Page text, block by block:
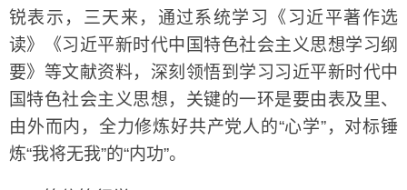
锐表示，三天来，通过系统学习《习近平著作选
读》《习近平新时代中国特色社会主义思想学习纲
要》等文献资料，深刻领悟到学习习近平新时代中
国特色社会主义思想，关键的一环是要由表及里、
由外而内，全力修炼好共产党人的“心学”，对标锤
炼“我将无我”的“内功”。